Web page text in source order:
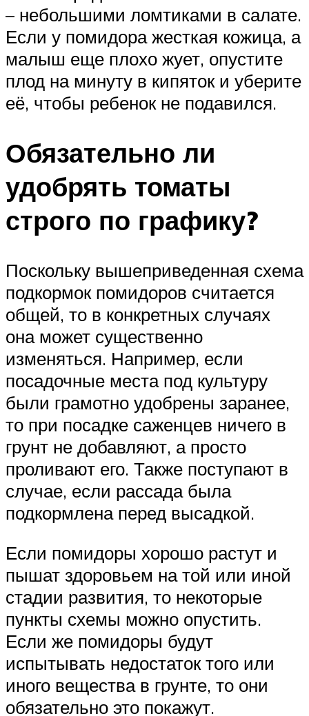
– небольшими ломтиками в салате.
Если у помидора жесткая кожица, а
малыш еще плохо жует, опустите
плод на минуту в кипяток и уберите
её, чтобы ребенок не подавился.
Обязательно ли
удобрять томаты
строго по графику?
Поскольку вышеприведенная схема
подкормок помидоров считается
общей, то в конкретных случаях
она может существенно
изменяться. Например, если
посадочные места под культуру
были грамотно удобрены заранее,
то при посадке саженцев ничего в
грунт не добавляют, а просто
проливают его. Также поступают в
случае, если рассада была
подкормлена перед высадкой.
Если помидоры хорошо растут и
пышат здоровьем на той или иной
стадии развития, то некоторые
пункты схемы можно опустить.
Если же помидоры будут
испытывать недостаток того или
иного вещества в грунте, то они
обязательно это покажут.